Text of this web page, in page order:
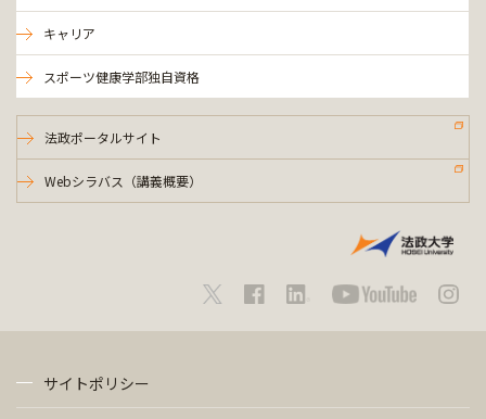
キャリア
スポーツ健康学部独自資格
法政ポータルサイト
Webシラバス（講義概要）
サイトポリシー